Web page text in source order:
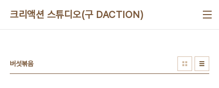
크리액션 스튜디오(구 DACTION)
버섯볶음